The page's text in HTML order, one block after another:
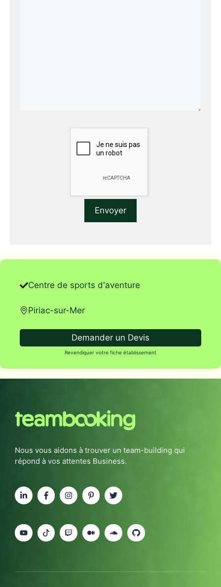
Centre de sports d'aventure
Piriac-sur-Mer
Demander un Devis
Revendiquer votre fiche établissement
Nous vous aidons à trouver un team-building qui
répond à vos attentes Business.